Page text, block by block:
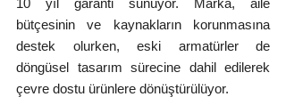
10 yıl garanti sunuyor. Marka, aile
bütçesinin ve kaynakların korunmasına
destek olurken, eski armatürler de
döngüsel tasarım sürecine dahil edilerek
çevre dostu ürünlere dönüştürülüyor.